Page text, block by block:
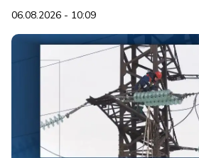
06.08.2026 - 10:09